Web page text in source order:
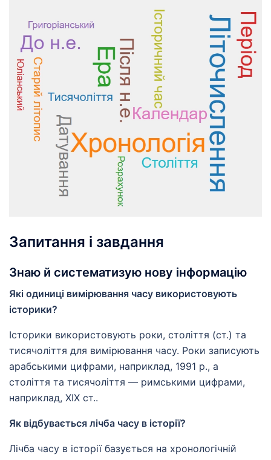
Запитання і завдання
Знаю й систематизую нову інформацію
Які одиниці вимірювання часу використовують
історики?
Історики використовують роки, століття (ст.) та
тисячоліття для вимірювання часу. Роки записують
арабськими цифрами, наприклад, 1991 р., а
століття та тисячоліття — римськими цифрами,
наприклад, XIX ст..
Як відбувається лічба часу в історії?
Лічба часу в історії базується на хронологічній